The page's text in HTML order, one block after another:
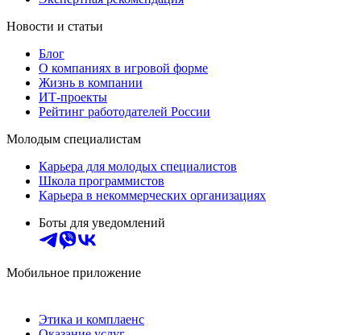
Новости и статьи
Блог
О компаниях в игровой форме
Жизнь в компании
ИТ-проекты
Рейтинг работодателей России
Молодым специалистам
Карьера для молодых специалистов
Школа программистов
Карьера в некоммерческих организациях
Боты для уведомлений
Мобильное приложение
Этика и комплаенс